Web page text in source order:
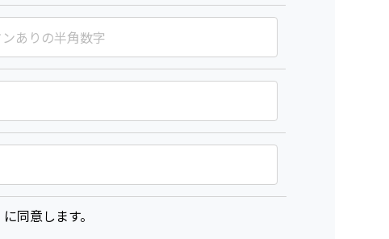
に同意します。